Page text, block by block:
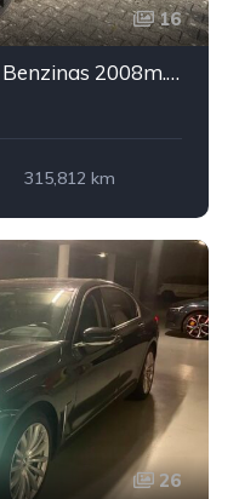
16
BMW 3er nuo 105 €/ mėn Benzinas 2008m. Universalas Mechaninė
315,812 km
26